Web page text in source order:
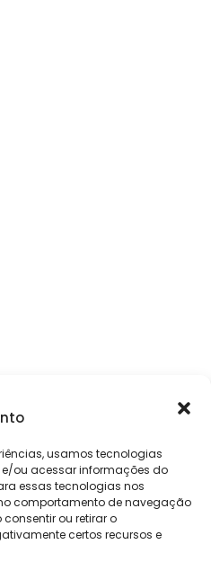
usamos tecnologias
ou acessar informações do
essas tecnologias nos
comportamento de navegação
consentir ou retirar o
certos recursos e
Contábeis
Holos
NG Essence
Soluções
DP e RH
NG Folha
eKeep